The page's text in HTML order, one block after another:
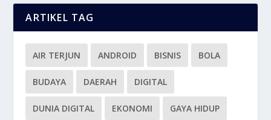
ARTIKEL TAG
AIR TERJUN ANDROID BISNIS BOLA
BUDAYA DAERAH DIGITAL
DUNIA DIGITAL EKONOMI GAYA HIDUP